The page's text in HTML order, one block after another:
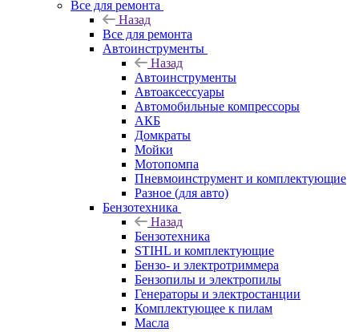
Все для ремонта
Назад
Все для ремонта
Автоинструменты
Назад
Автоинструменты
Автоаксессуары
Автомобильные компрессоры
АКБ
Домкраты
Мойки
Мотопомпа
Пневмоинструмент и комплектующие
Разное (для авто)
Бензотехника
Назад
Бензотехника
STIHL и комплектующие
Бензо- и электротриммера
Бензопилы и электропилы
Генераторы и электростанции
Комплектующее к пилам
Масла